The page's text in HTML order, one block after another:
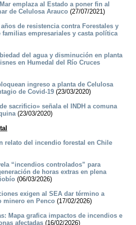
emplaza al Estado a poner fin al
de Celulosa Arauco (27/07/2021)
de resistencia contra Forestales y
empresariales y casta política
del agua y disminución en planta
en Humedal del Río Cruces
ingreso a planta de Celulosa
de Covid-19 (23/03/2020)
sacrificio» señala el INDH a comuna
(23/03/2020)
relato del incendio forestal en Chile
“incendios controlados” para
de horas extras en plena
(06/03/2026)
exigen al SEA dar término a
minero en Penco (17/02/2026)
Mapa grafica impactos de incendios e
afectadas (16/02/2026)